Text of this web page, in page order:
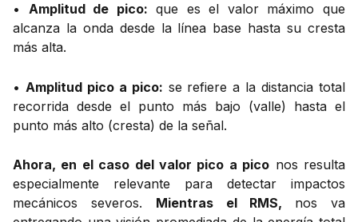
• Amplitud de pico: que es el valor máximo que
alcanza la onda desde la línea base hasta su cresta
más alta.
• Amplitud pico a pico: se refiere a la distancia total
recorrida desde el punto más bajo (valle) hasta el
punto más alto (cresta) de la señal.
Ahora, en el caso del valor pico a pico nos resulta
especialmente relevante para detectar impactos
mecánicos severos. Mientras el RMS, nos va